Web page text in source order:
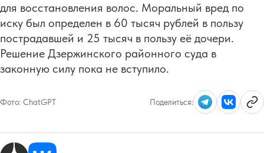
для восстановления волос. Моральный вред по
иску был определен в 60 тысяч рублей в пользу
пострадавшей и 25 тысяч в пользу её дочери.
Решение Дзержинского районного суда в
законную силу пока не вступило.
Фото: ChatGPT Поделиться: